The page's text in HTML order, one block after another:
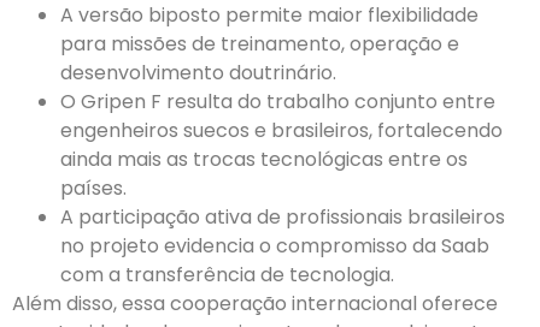
A versão biposto permite maior flexibilidade
para missões de treinamento, operação e
desenvolvimento doutrinário.
O Gripen F resulta do trabalho conjunto entre
engenheiros suecos e brasileiros, fortalecendo
ainda mais as trocas tecnológicas entre os
países.
A participação ativa de profissionais brasileiros
no projeto evidencia o compromisso da Saab
com a transferência de tecnologia.
Além disso, essa cooperação internacional oferece